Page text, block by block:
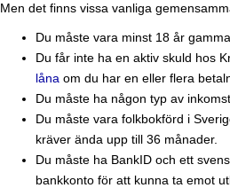
Men det finns vissa vanliga
Du måste vara minst 18 år
Du får inte ha en aktiv skuld hos
låna om du har en eller flera
Du måste ha någon typ av
Du måste vara folkbokförd i
kräver ända upp till 36 månader.
Du måste ha BankID och ett
bankkonto för att kunna ta emot